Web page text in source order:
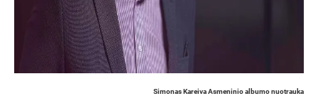
Simonas Kareiva Asmeninio albumo nuotrauka